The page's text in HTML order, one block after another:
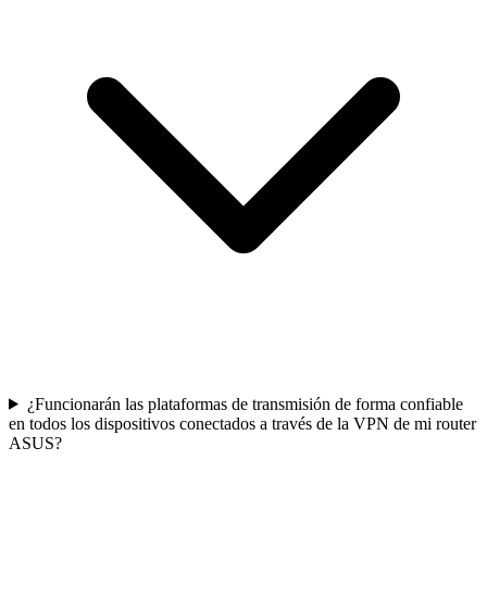
¿Funcionarán las plataformas de transmisión de forma confiable
en todos los dispositivos conectados a través de la VPN de mi router
ASUS?